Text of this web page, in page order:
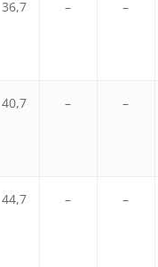
36,7 – –
40,7 – –
44,7 – –